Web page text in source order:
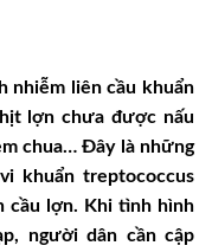
nhiễm liên cầu khuẩn
lợn chưa được nấu
chua… Đây là những
khuẩn treptococcus
cầu lợn. Khi tình hình
người dân cần cập